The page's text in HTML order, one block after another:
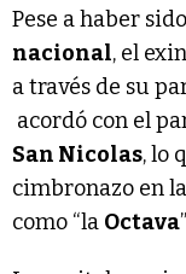
Pese a haber
nacional, el
a través de su
acordó con el
San Nicolas, lo
cimbronazo en la
como “la Octava